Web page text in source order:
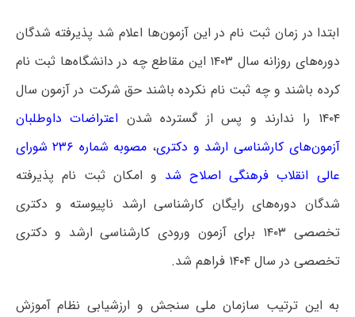
ابتدا در زمان ثبت نام در این آزمون‌ها اعلام شد پذیرفته شدگان
دوره‌های روزانه سال ۱۴۰۳ این مقاطع چه در دانشگاه‌ها ثبت نام
کرده باشند و چه ثبت نام نکرده باشند حق شرکت در آزمون سال
۱۴۰۴ را ندارند و پس از گسترده شدن
اعتراضات داوطلبان
آزمون‌های کارشناسی ارشد و دکتری،
مصوبه شماره ۲۳۶ شورای
عالی انقلاب فرهنگی اصلاح شد و امکان ثبت نام پذیرفته
شدگان دوره‌های رایگان کارشناسی ارشد ناپیوسته و دکتری
تخصصی ۱۴۰۳ برای آزمون ورودی کارشناسی ارشد و دکتری
تخصصی در سال ۱۴۰۴ فراهم شد.
به این ترتیب سازمان ملی سنجش و ارزشیابی نظام آموزش